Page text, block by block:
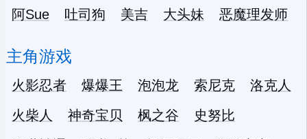
阿Sue 吐司狗 美吉 大头妹 恶魔理发师
主角游戏
火影忍者 爆爆王 泡泡龙 索尼克
洛克人
火柴人
神奇宝贝 枫之谷
史努比